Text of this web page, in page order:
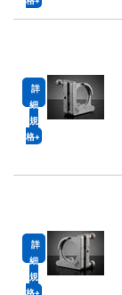
詳
細
規
格
詳
細
規